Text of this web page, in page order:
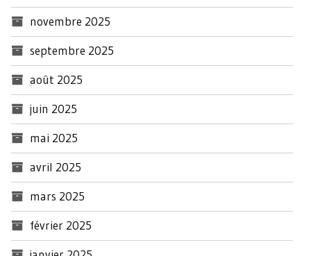
novembre 2025
septembre 2025
août 2025
juin 2025
mai 2025
avril 2025
mars 2025
février 2025